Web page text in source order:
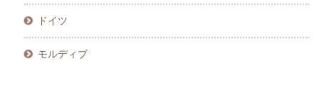
ドイツ
モルディブ